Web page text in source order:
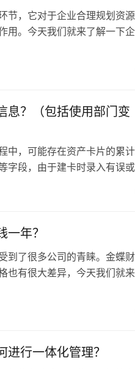
，它对于企业合理规划资源
用。今天我们就来了解一下企
息？（包括使用部门变
中，可能存在资产卡片的累
字段，由于建卡时录入有误或
情况…
年？
到了很多公司的青睐。金蝶
也有很大差异，今天我们就来
行一体化管理？